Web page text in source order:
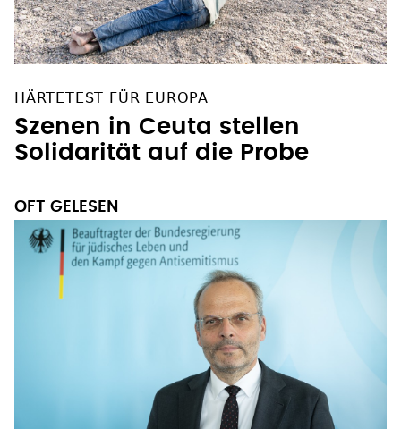
HÄRTETEST FÜR EUROPA
Szenen in Ceuta stellen
Solidarität auf die Probe
OFT GELESEN